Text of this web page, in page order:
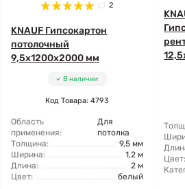
2
KNAUF Гипсокартон
потолочный
9,5x1200x2000 мм
В наличии
Код Товара: 4793
Область
применения:
Для
потолка
Толщина:
9,5 мм
Ширина:
1,2 м
Длина:
2 м
Цвет:
белый
Цвет: